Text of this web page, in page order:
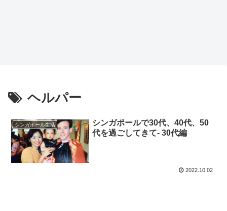
ヘルパー
シンガポール生活
シンガポールで30代、40代、50
代を過ごしてきて- 30代編
2022.10.02